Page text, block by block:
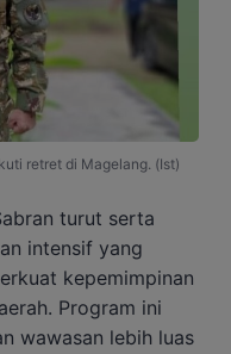
retret di Magelang. (Ist)
turut serta
intensif yang
kepemimpinan
Program ini
wawasan lebih luas